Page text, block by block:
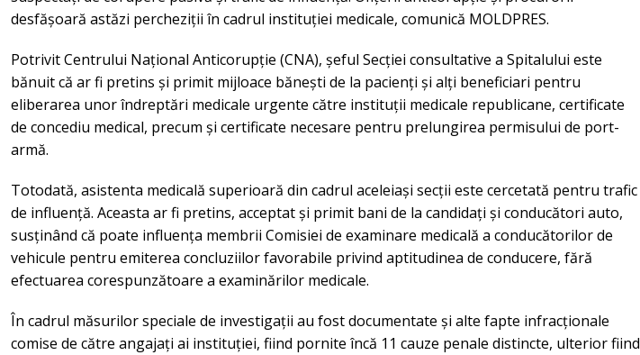
desfășoară astăzi percheziții în cadrul instituției medicale, comunică MOLDPRES.
Potrivit Centrului Național Anticorupție (CNA), șeful Secției consultative a Spitalului este
bănuit că ar fi pretins și primit mijloace bănești de la pacienți și alți beneficiari pentru
eliberarea unor îndreptări medicale urgente către instituții medicale republicane, certificate
de concediu medical, precum și certificate necesare pentru prelungirea permisului de port-
armă.
Totodată, asistenta medicală superioară din cadrul aceleiași secții este cercetată pentru trafic
de influență. Aceasta ar fi pretins, acceptat și primit bani de la candidați și conducători auto,
susținând că poate influența membrii Comisiei de examinare medicală a conducătorilor de
vehicule pentru emiterea concluziilor favorabile privind aptitudinea de conducere, fără
efectuarea corespunzătoare a examinărilor medicale.
În cadrul măsurilor speciale de investigații au fost documentate și alte fapte infracționale
comise de către angajați ai instituției, fiind pornite încă 11 cauze penale distincte, ulterior fiind